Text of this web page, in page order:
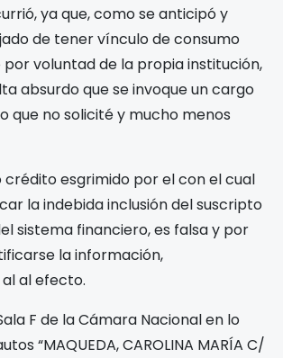
ya que, como se anticipó y
de tener vínculo de consumo
por voluntad de la propia institución,
absurdo que se invoque un cargo
que no solicité y mucho menos
crédito esgrimido por elcon el cual
la indebida inclusión del suscripto
sistema financiero, es falsa y por
la información,
al efecto.
F de la Cámara Nacional en lo
“MAQUEDA, CAROLINA MARÍA C/